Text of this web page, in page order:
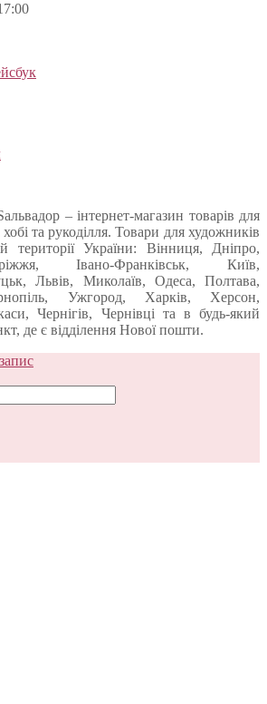
– інтернет-магазин товарів для
та рукоділля. Товари для художників
території України: Вінниця, Дніпро,
Івано-Франківськ, Київ,
Львів, Миколаїв, Одеса, Полтава,
Ужгород, Харків, Херсон,
Чернігів, Чернівці та в будь-який
де є відділення Нової пошти.